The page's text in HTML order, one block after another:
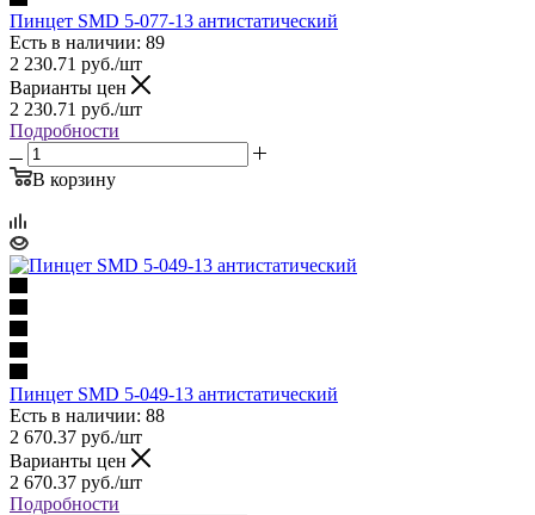
Пинцет SMD 5-077-13 антистатический
Есть в наличии: 89
2 230.71 руб./шт
Варианты цен
2 230.71 руб./шт
Подробности
В корзину
Пинцет SMD 5-049-13 антистатический
Есть в наличии: 88
2 670.37 руб./шт
Варианты цен
2 670.37 руб./шт
Подробности